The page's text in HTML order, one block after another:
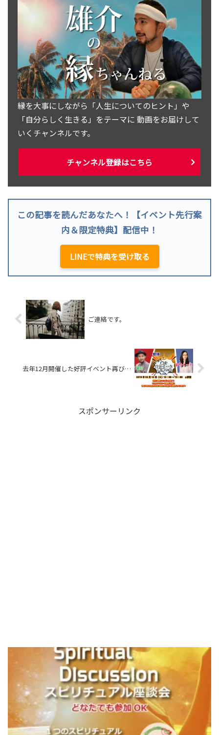
縁を大事にしながら「人生についてのヒント」や
「自分らしく生きる」をテーマに 動画をお届けして
いくチャンネルです。
チャンネル登録はこちら
この記事を読んだあなたへ！【イベント先行案
内＆限定特典】配信中！
LINEで特典を受け取る
ご連絡です。
去年12月開催した好評イベント再び…
スポンサーリンク